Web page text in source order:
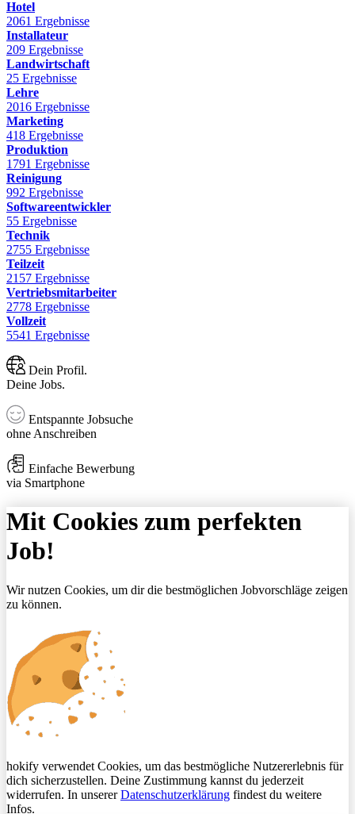
Hotel
2061 Ergebnisse
Installateur
209 Ergebnisse
Landwirtschaft
25 Ergebnisse
Lehre
2016 Ergebnisse
Marketing
418 Ergebnisse
Produktion
1791 Ergebnisse
Reinigung
992 Ergebnisse
Softwareentwickler
55 Ergebnisse
Technik
2755 Ergebnisse
Teilzeit
2157 Ergebnisse
Vertriebsmitarbeiter
2778 Ergebnisse
Vollzeit
5541 Ergebnisse
Dein Profil.
Deine Jobs.
Entspannte Jobsuche
ohne Anschreiben
Einfache Bewerbung
via Smartphone
Mit Cookies zum perfekten
Job!
Wir nutzen Cookies, um dir die bestmöglichen Jobvorschläge zeigen
zu können.
hokify verwendet Cookies, um das bestmögliche Nutzererlebnis für
dich sicherzustellen. Deine Zustimmung kannst du jederzeit
widerrufen. In unsererDatenschutzerklärung findest du weitere
Infos.